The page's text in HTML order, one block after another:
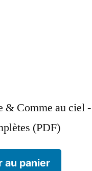
au panier